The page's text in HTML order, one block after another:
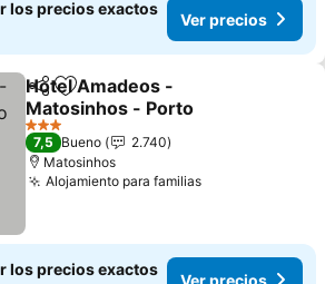
los precios exactos
Ver precios
CompartirAgregar a favoritos
Hotel Amadeos -
Matosinhos - Porto
3 Estrellas
7,5 Bueno
2.740
Matosinhos
Alojamiento para familias
los precios exactos
Ver precios